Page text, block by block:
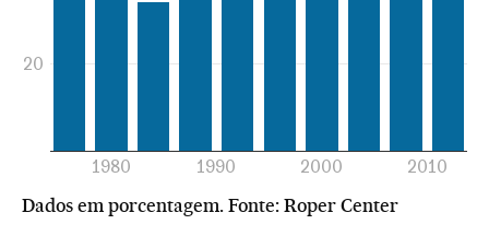
Dados em porcentagem. Fonte: Roper Center